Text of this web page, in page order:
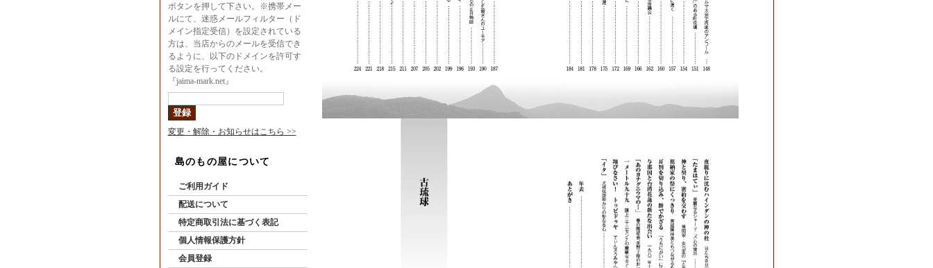
ボタンを押して下さい。※携帯メー
ルにて、迷惑メールフィルター（ド
メイン指定受信）を設定されている
方は、当店からのメールを受信でき
るように、以下のドメインを許可す
る設定を行ってください。
『jaima-mark.net』
変更・解除・お知らせはこちら >>
島のもの屋について
ご利用ガイド
配送について
特定商取引法に基づく表記
個人情報保護方針
会員登録